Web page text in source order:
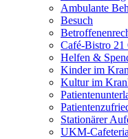
Ambulante
Besuch
Café-Bistro 21
Helfen &
Kinder im
Kultur im
Stationärer
UKM-Cafeteria